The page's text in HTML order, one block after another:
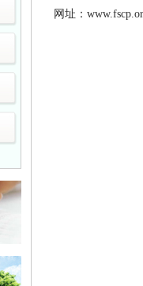
关于开展2026年生态文明
工业和信息化部办公厅关
企业推广宣传方案
佛山市中小企业服务局转
网址：